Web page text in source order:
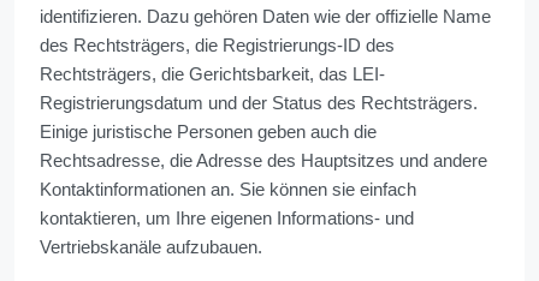
identifizieren. Dazu gehören Daten wie der offizielle Name
des Rechtsträgers, die Registrierungs-ID des
Rechtsträgers, die Gerichtsbarkeit, das LEI-
Registrierungsdatum und der Status des Rechtsträgers.
Einige juristische Personen geben auch die
Rechtsadresse, die Adresse des Hauptsitzes und andere
Kontaktinformationen an. Sie können sie einfach
kontaktieren, um Ihre eigenen Informations- und
Vertriebskanäle aufzubauen.